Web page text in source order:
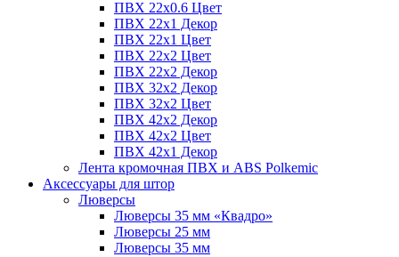
ПВХ 22x0.6 Цвет
ПВХ 22x1 Декор
ПВХ 22x1 Цвет
ПВХ 22x2 Цвет
ПВХ 22x2 Декор
ПВХ 32x2 Декор
ПВХ 32x2 Цвет
ПВХ 42x2 Декор
ПВХ 42x2 Цвет
ПВХ 42x1 Декор
Лента кромочная ПВХ и ABS Polkemic
Аксессуары для штор
Люверсы
Люверсы 35 мм «Квадро»
Люверсы 25 мм
Люверсы 35 мм